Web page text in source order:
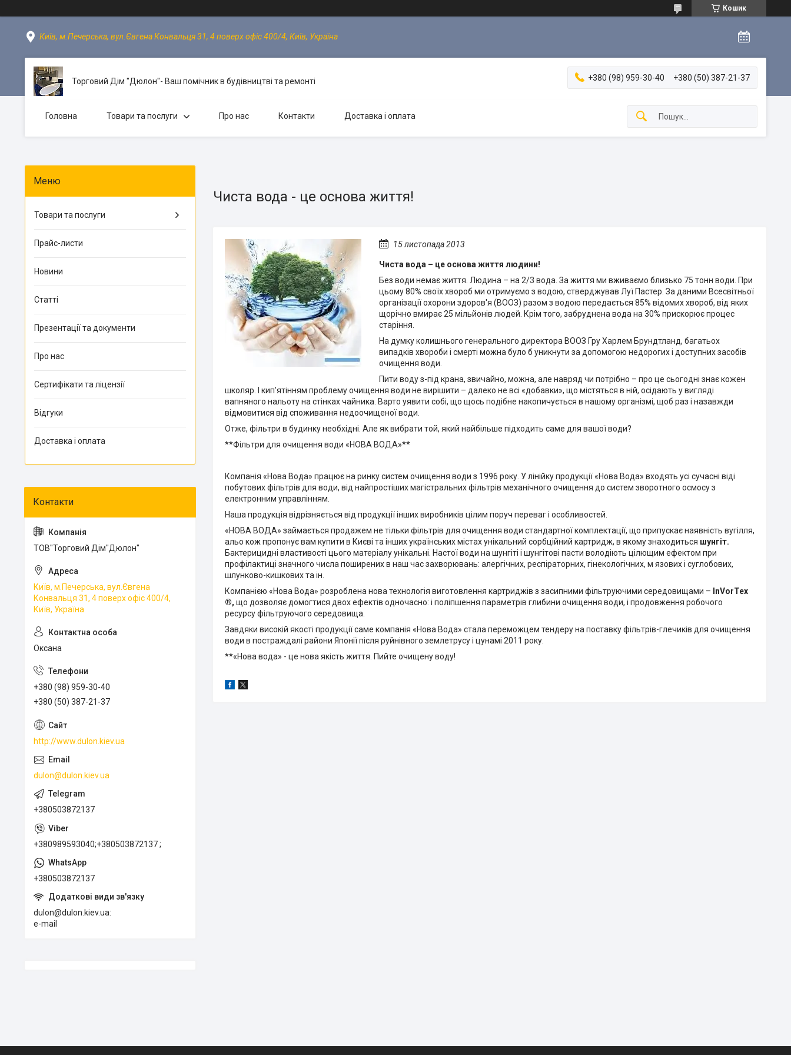
Кошик
Київ, м.Печерська, вул.Євгена Конвальця 31, 4 поверх офіс 400/4, Київ, Україна
Торговий Дім "Дюлон"- Ваш помічник в будівництві та ремонті +380 (98) 959-30-40 +380 (50) 387-21-37
Головна Товари та послуги Про нас Контакти Доставка і оплата
Чиста вода - це основа життя!
15 листопада 2013
Чиста вода – це основа життя людини!
Без води немає життя. Людина – на 2/3 вода. За життя ми вживаємо близько 75 тонн води. При
цьому 80% своїх хвороб ми отримуємо з водою, стверджував Луї Пастер. За даними Всесвітньої
організації охорони здоров'я (ВООЗ) разом з водою передається 85% відомих хвороб, від яких
щорічно вмирає 25 мільйонів людей. Крім того, забруднена вода на 30% прискорює процес
старіння.
На думку колишнього генерального директора ВООЗ Гру Харлем Брундтланд, багатьох
випадків хвороби і смерті можна було б уникнути за допомогою недорогих і доступних засобів
очищення води.
Пити воду з-під крана, звичайно, можна, але навряд чи потрібно – про це сьогодні знає кожен
школяр. І кип'ятінням проблему очищення води не вирішити – далеко не всі «добавки», що містяться в ній, осідають у вигляді
вапняного нальоту на стінках чайника. Варто уявити собі, що щось подібне накопичується в нашому організмі, щоб раз і назавжди
відмовитися від споживання недоочищеної води.
Отже, фільтри в будинку необхідні. Але як вибрати той, який найбільше підходить саме для вашої води?
**Фільтри для очищення води «НОВА ВОДА»**
Компанія «Нова Вода» працює на ринку систем очищення води з 1996 року. У лінійку продукції «Нова Вода» входять усі сучасні віді
побутових фільтрів для води, від найпростіших магістральних фільтрів механічного очищення до систем зворотного осмосу з
електронним управлінням.
Наша продукція відрізняється від продукції інших виробників цілим поруч переваг і особливостей.
«НОВА ВОДА» займається продажем не тільки фільтрів для очищення води стандартної комплектації, що припускає наявність вугілля,
альо кож пропонує вам купити в Києві та інших українських містах унікальний сорбційний картридж, в якому знаходиться шунгіт.
Бактерицидні властивості цього матеріалу унікальні. Настої води на шунгіті і шунгітові пасти володіють цілющим ефектом при
профілактиці значного числа поширених в наш час захворювань: алергічних, респіраторних, гінекологічних, м язових і суглобових,
шлунково-кишкових та ін.
Компанією «Нова Вода» розроблена нова технологія виготовлення картриджів з засипними фільтруючими середовищами – InVorTex
®, що дозволяє домогтися двох ефектів одночасно: і поліпшення параметрів глибини очищення води, і продовження робочого
ресурсу фільтруючого середовища.
Завдяки високій якості продукції саме компанія «Нова Вода» стала переможцем тендеру на поставку фільтрів-глечиків для очищення
води в постраждалі райони Японії після руйнівного землетрусу і цунамі 2011 року.
**«Нова вода» - це нова якість життя. Пийте очищену воду!
Товари та послуги
Прайс-листи
Новини
Статті
Презентації та документи
Про нас
Сертифікати та ліцензії
Відгуки
Доставка і оплата
ТОВ"Торговий Дім"Дюлон"
Київ, м.Печерська, вул.Євгена
Конвальця 31, 4 поверх офіс 400/4,
Київ, Україна
Оксана
+380 (98) 959-30-40
+380 (50) 387-21-37
http://www.dulon.kiev.ua
dulon@dulon.kiev.ua
+380503872137
+380989593040;+380503872137 ;
+380503872137
dulon@dulon.kiev.ua
e-mail